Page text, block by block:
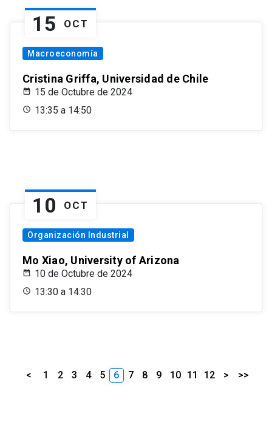
15 OCT
Macroeconomía
Cristina Griffa, Universidad de Chile
15 de Octubre de 2024
13:35 a 14:50
10 OCT
Organización Industrial
Mo Xiao, University of Arizona
10 de Octubre de 2024
13:30 a 14:30
< 1 2 3 4 5 6 7 8 9 10 11 12 > >>